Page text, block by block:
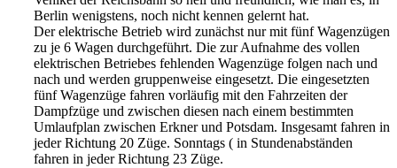
Berlin wenigstens, noch nicht kennen gelernt hat.
Der elektrische Betrieb wird zunächst nur mit fünf Wagenzügen
zu je 6 Wagen durchgeführt. Die zur Aufnahme des vollen
elektrischen Betriebes fehlenden Wagenzüge folgen nach und
nach und werden gruppenweise eingesetzt. Die eingesetzten
fünf Wagenzüge fahren vorläufig mit den Fahrzeiten der
Dampfzüge und zwischen diesen nach einem bestimmten
Umlaufplan zwischen Erkner und Potsdam. Insgesamt fahren in
jeder Richtung 20 Züge. Sonntags ( in Stundenabständen
fahren in jeder Richtung 23 Züge.